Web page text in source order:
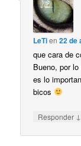
LeTien22 de
que cara de
Bueno, por
es lo
bicos
Responder ↓